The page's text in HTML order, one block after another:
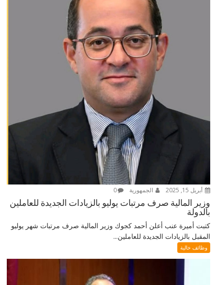
أبريل 15, 2025 الجمهورية 0
وزير المالية صرف مرتبات يوليو بالزيادات الجديدة للعاملين
بالدولة
كتبت أميرة عنب أعلن أحمد كجوك وزير المالية صرف مرتبات شهر يوليو
المقبل بالزيادات الجديدة للعاملين...
وظائف خالية